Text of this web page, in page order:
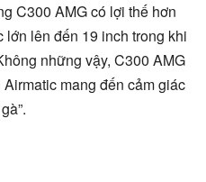
C300 AMG có lợi thế hơn
lên đến 19 inch trong khi
những vậy, C300 AMG
mang đến cảm giác